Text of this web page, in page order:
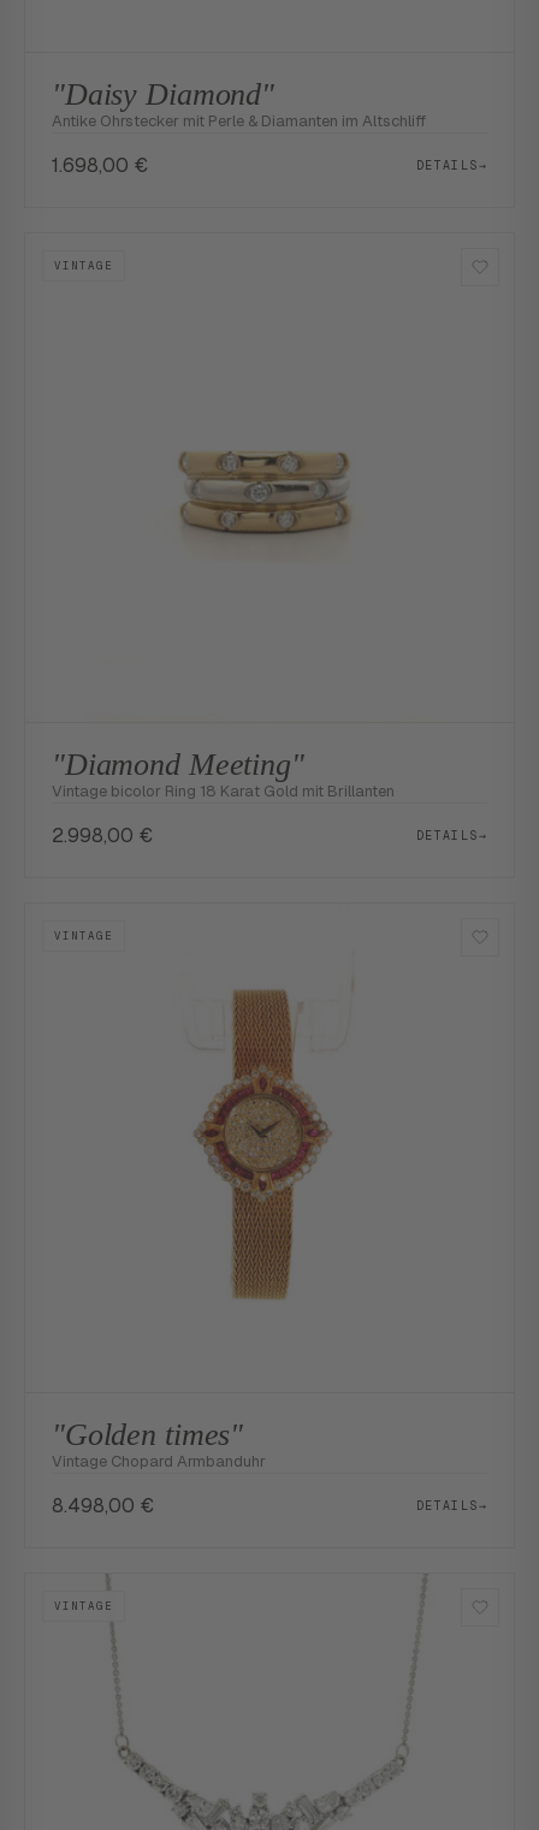
"Daisy Diamond"
Antike Ohrstecker mit Perle & Diamanten im Altschliff
1.698,00 € DETAILS→
VINTAGE
"Diamond Meeting"
Vintage bicolor Ring 18 Karat Gold mit Brillanten
2.998,00 € DETAILS→
VINTAGE
"Golden times"
Vintage Chopard Armbanduhr
8.498,00 € DETAILS→
VINTAGE